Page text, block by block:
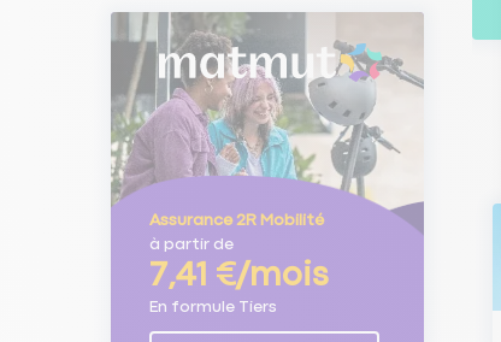
Assurance 2R Mobilité
à partir de
7,41 €/mois
En formule Tiers